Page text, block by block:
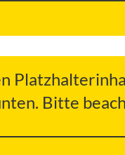
Bitte